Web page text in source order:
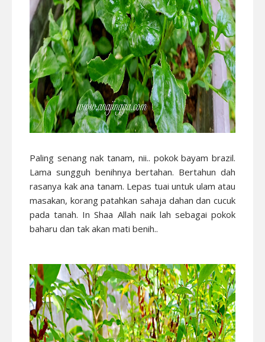
Paling senang nak tanam, nii.. pokok bayam brazil.
Lama sungguh benihnya bertahan. Bertahun dah
rasanya kak ana tanam. Lepas tuai untuk ulam atau
masakan, korang patahkan sahaja dahan dan cucuk
pada tanah. In Shaa Allah naik lah sebagai pokok
baharu dan tak akan mati benih..